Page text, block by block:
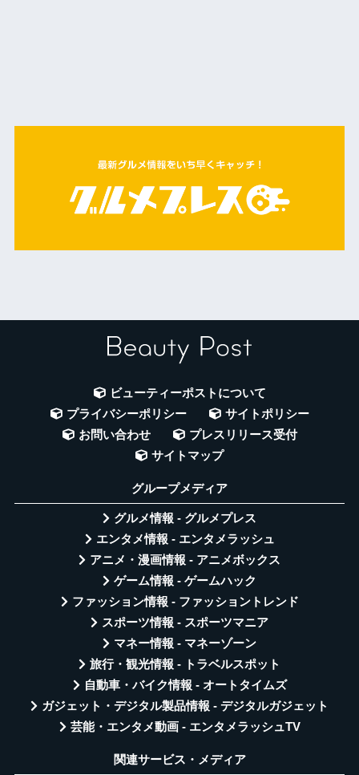
ビューティーポストについて
プライバシーポリシー
サイトポリシー
お問い合わせ
プレスリリース受付
サイトマップ
グループメディア
グルメ情報 - グルメプレス
エンタメ情報 - エンタメラッシュ
アニメ・漫画情報 - アニメボックス
ゲーム情報 - ゲームハック
ファッション情報 - ファッショントレンド
スポーツ情報 - スポーツマニア
マネー情報 - マネーゾーン
旅行・観光情報 - トラベルスポット
自動車・バイク情報 - オートタイムズ
ガジェット・デジタル製品情報 - デジタルガジェット
芸能・エンタメ動画 - エンタメラッシュTV
関連サービス・メディア